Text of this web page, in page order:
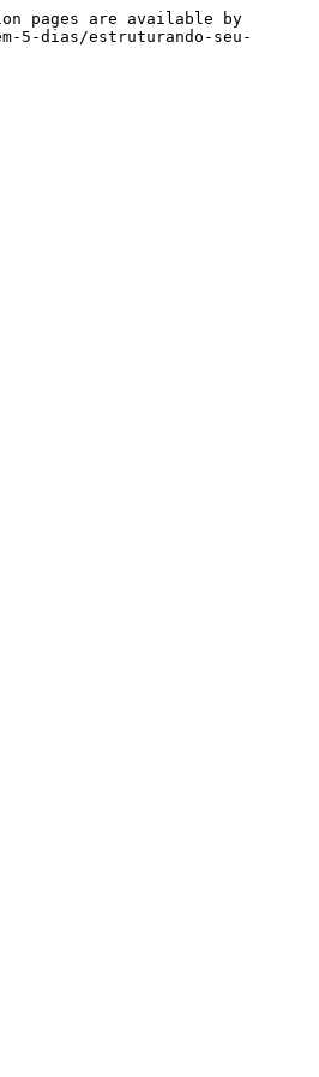
pages are available by
5-dias/estruturando-seu-